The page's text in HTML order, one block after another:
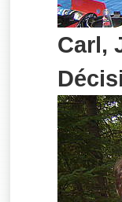
Carl,